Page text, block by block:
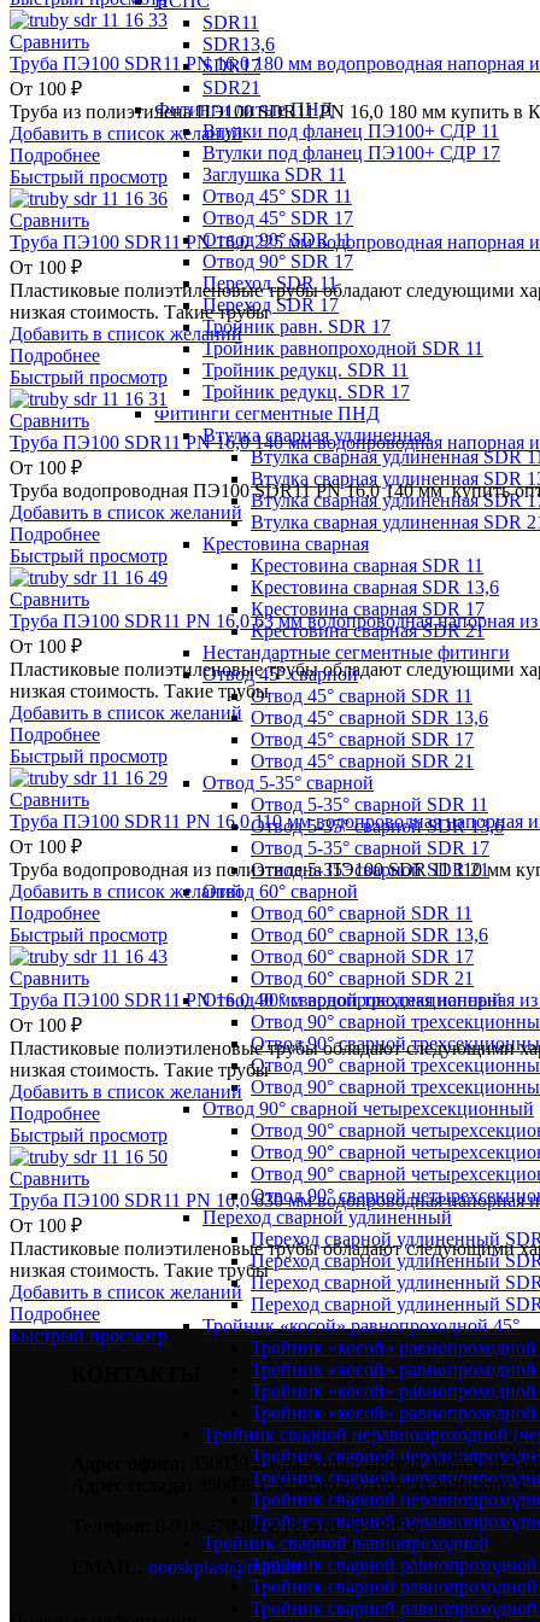
SDR11
SDR13,6
SDR17
SDR21
Фитинги литые ПНД
Втулки под фланец ПЭ100+ СДР 11
Втулки под фланец ПЭ100+ СДР 17
Заглушка SDR 11
Отвод 45° SDR 11
Отвод 45° SDR 17
Отвод 90° SDR 11
Отвод 90° SDR 17
Переход SDR 11
Переход SDR 17
Тройник равн. SDR 17
Тройник равнопроходной SDR 11
Тройник редукц. SDR 11
Тройник редукц. SDR 17
Фитинги сегментные ПНД
Втулка сварная удлиненная
Втулка сварная удлиненная SDR
Втулка сварная удлиненная SDR
Втулка сварная удлиненная SDR
Втулка сварная удлиненная SDR
Крестовина сварная
Крестовина сварная SDR 11
Крестовина сварная SDR 13,6
Крестовина сварная SDR 17
Крестовина сварная SDR 21
Нестандартные сегментные фитинги
Отвод 45° сварной
Отвод 45° сварной SDR 11
Отвод 45° сварной SDR 13,6
Отвод 45° сварной SDR 17
Отвод 45° сварной SDR 21
Отвод 5-35° сварной
Отвод 5-35° сварной SDR 11
Отвод 5-35° сварной SDR 13,6
Отвод 5-35° сварной SDR 17
Отвод 5-35° сварной SDR 21
Отвод 60° сварной
Отвод 60° сварной SDR 11
Отвод 60° сварной SDR 13,6
Отвод 60° сварной SDR 17
Отвод 60° сварной SDR 21
Отвод 90° сварной трехсекционный
Отвод 90° сварной
Отвод 90° сварной
Отвод 90° сварной
Отвод 90° сварной
Отвод 90° сварной четырехсекционный
Отвод 90° сварной
Отвод 90° сварной
Отвод 90° сварной
Отвод 90° сварной
Переход сварной удлиненный
Переход сварной удлиненный
Переход сварной удлиненный
Переход сварной удлиненный
Переход сварной удлиненный
Тройник «косой» равнопроходной 45°
Тройник «косой» равнопроходной
Тройник «косой»
Тройник «косой» равнопроходной
Тройник «косой» равнопроходной
Тройник сварной неравнопроходной
Тройник сварной
Тройник сварной
Тройник сварной
Тройник сварной
Тройник сварной равнопроходной
Тройник сварной равнопроходной
Тройник сварной
Тройник сварной
Сравнить
Труба ПЭ100 SDR11 PN 16,0 180 мм водопроводная напорная
От 100 ₽
Труба из полиэтилена ПЭ100 SDR11 PN 16,0 180 мм купить в
Добавить в список желаний
Подробнее
Быстрый просмотр
Сравнить
Труба ПЭ100 SDR11 PN 16,0 225 мм водопроводная напорная
От 100 ₽
Пластиковые полиэтиленовые трубы обладают следующими
низкая стоимость. Такие трубы
Добавить в список желаний
Подробнее
Быстрый просмотр
Сравнить
Труба ПЭ100 SDR11 PN 16,0 140 мм водопроводная напорная
От 100 ₽
Труба водопроводная ПЭ100 SDR11 PN 16,0 140 мм купить
Добавить в список желаний
Подробнее
Быстрый просмотр
Сравнить
Труба ПЭ100 SDR11 PN 16,0 63 мм водопроводная напорная из
От 100 ₽
Пластиковые полиэтиленовые трубы обладают следующими
низкая стоимость. Такие трубы
Добавить в список желаний
Подробнее
Быстрый просмотр
Сравнить
Труба ПЭ100 SDR11 PN 16,0 110 мм водопроводная напорная
От 100 ₽
Труба водопроводная из полиэтилена ПЭ100 SDR 11 110 мм
Добавить в список желаний
Подробнее
Быстрый просмотр
Сравнить
Труба ПЭ100 SDR11 PN 16,0 40 мм водопроводная напорная из
От 100 ₽
Пластиковые полиэтиленовые трубы обладают следующими
низкая стоимость. Такие трубы
Добавить в список желаний
Подробнее
Быстрый просмотр
Сравнить
Труба ПЭ100 SDR11 PN 16,0 630 мм водопроводная напорная
От 100 ₽
Пластиковые полиэтиленовые трубы обладают следующими
низкая стоимость. Такие трубы
Добавить в список желаний
Подробнее
Быстрый просмотр
350039 г. Краснодар, проезд Майский 5
350039 г. Краснодар, проезд Майский 3.
8-918-270-8838 | 8-918-093-8838
oooskplast@mail.ru